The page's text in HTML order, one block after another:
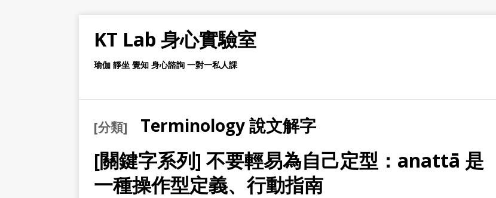
KT Lab 身心實驗室
瑜伽 靜坐 覺知 身心諮詢 一對一私人課
[分類] Terminology 說文解字
[關鍵字系列] 不要輕易為自己定型：anattā 是
一種操作型定義、行動指南